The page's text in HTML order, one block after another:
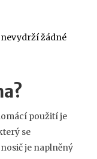
žádné
použití je
se
je naplněný